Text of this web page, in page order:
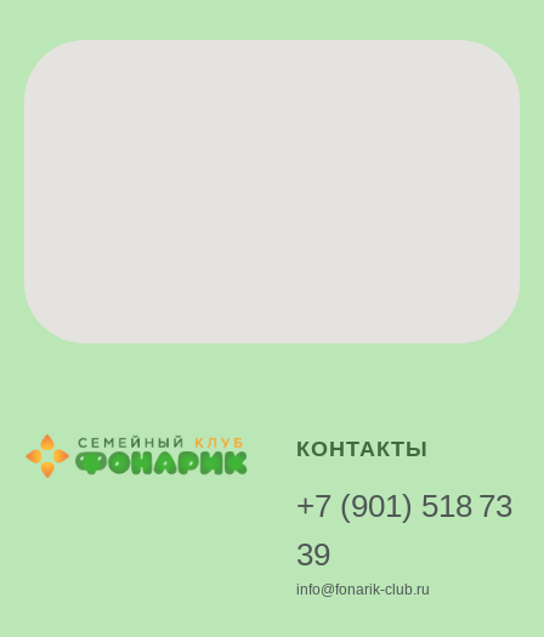
КОНТАКТЫ
+7 (901) 518 73
39
info@fonarik-club.ru